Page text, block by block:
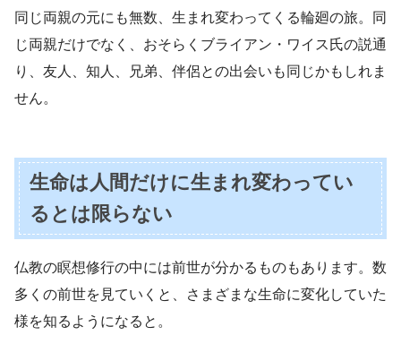
同じ両親の元にも無数、生まれ変わってくる輪廻の旅。同
じ両親だけでなく、おそらくブライアン・ワイス氏の説通
り、友人、知人、兄弟、伴侶との出会いも同じかもしれま
せん。
生命は人間だけに生まれ変わってい
るとは限らない
仏教の瞑想修行の中には前世が分かるものもあります。数
多くの前世を見ていくと、さまざまな生命に変化していた
様を知るようになると。